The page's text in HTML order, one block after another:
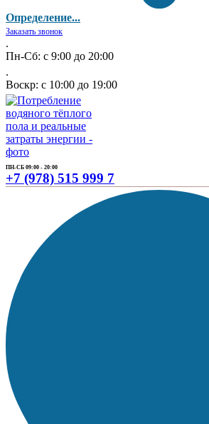
Определение...
Заказать звонок
.
Пн-Сб: с 9:00 до 20:00
.
Воскр: с 10:00 до 19:00
ПН-СБ 09:00 - 20:00
+7 (978) 515 999 7